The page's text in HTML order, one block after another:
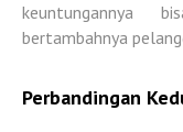
keuntungannya
bertambahnya
Perbandingan